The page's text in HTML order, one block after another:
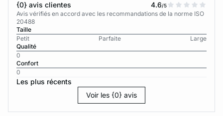
{0} avis clientes 4.6/5
Avis vérifiés en accord avec les recommandations de la norme ISO
20488
Taille
Petit
Parfaite
Large
Qualité
0
Confort
0
Les plus récents
Voir les {0} avis